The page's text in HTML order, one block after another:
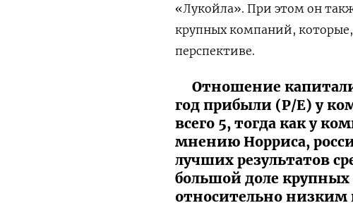
«Лукойла». При этом он
крупных компаний,
перспективе.
Отношение
год прибыли (P/E) у
всего 5, тогда как у
мнению Норриса,
лучших результатов
большой доле
относительно